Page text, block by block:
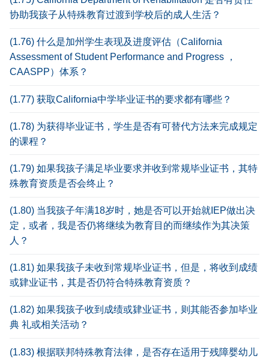
协助我孩子从特殊教育过渡到学校后的成人生活？
(1.76) 什么是加州学生表现及进度评估（California
Assessment of Student Performance and Progress ，
CAASPP）体系？
(1.77) 获取California中学毕业证书的要求都有哪些？
(1.78) 为获得毕业证书，学生是否有可替代方法来完成规定
的课程？
(1.79) 如果我孩子满足毕业要求并收到常规毕业证书，其特
殊教育资质是否会终止？
(1.80) 当我孩子年满18岁时，她是否可以开始就IEP做出决
定，或者，我是否仍将继续为教育目的而继续作为其决策
人？
(1.81) 如果我孩子未收到常规毕业证书，但是，将收到成绩
或肄业证书，其是否仍符合特殊教育资质？
(1.82) 如果我孩子收到成绩或肄业证书，则其能否参加毕业
典 礼或相关活动？
(1.83) 根据联邦特殊教育法律，是否存在适用于残障婴幼儿